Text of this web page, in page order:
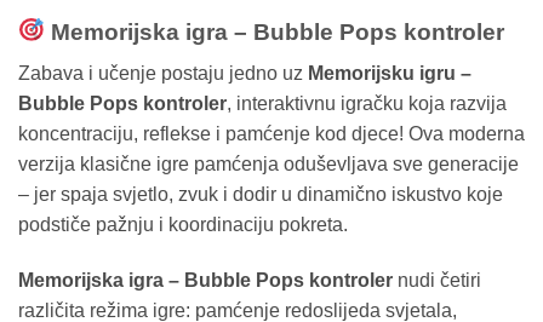
Memorijska igra – Bubble Pops kontroler
Zabava i učenje postaju jedno uz Memorijsku igru –
Bubble Pops kontroler, interaktivnu igračku koja razvija
koncentraciju, reflekse i pamćenje kod djece! Ova moderna
verzija klasične igre pamćenja oduševljava sve generacije
– jer spaja svjetlo, zvuk i dodir u dinamično iskustvo koje
podstiče pažnju i koordinaciju pokreta.
Memorijska igra – Bubble Pops kontroler nudi četiri
različita režima igre: pamćenje redoslijeda svjetala,